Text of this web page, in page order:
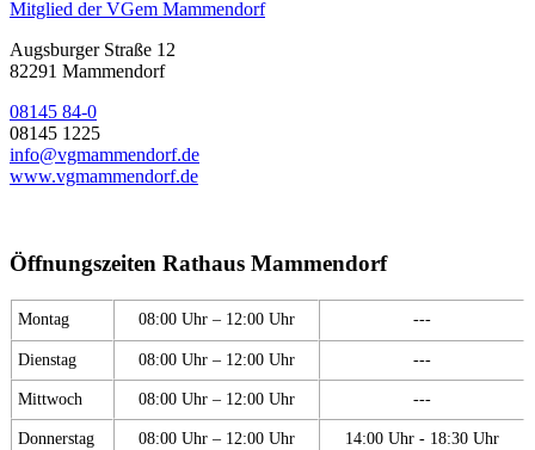
Mitglied der VGem Mammendorf
Augsburger Straße 12
82291 Mammendorf
08145 84-0
08145 1225
info@vgmammendorf.de
www.vgmammendorf.de
Öffnungszeiten Rathaus Mammendorf
Montag 08:00 Uhr – 12:00 Uhr ---
Dienstag 08:00 Uhr – 12:00 Uhr ---
Mittwoch 08:00 Uhr – 12:00 Uhr ---
Donnerstag 08:00 Uhr – 12:00 Uhr 14:00 Uhr - 18:30 Uhr